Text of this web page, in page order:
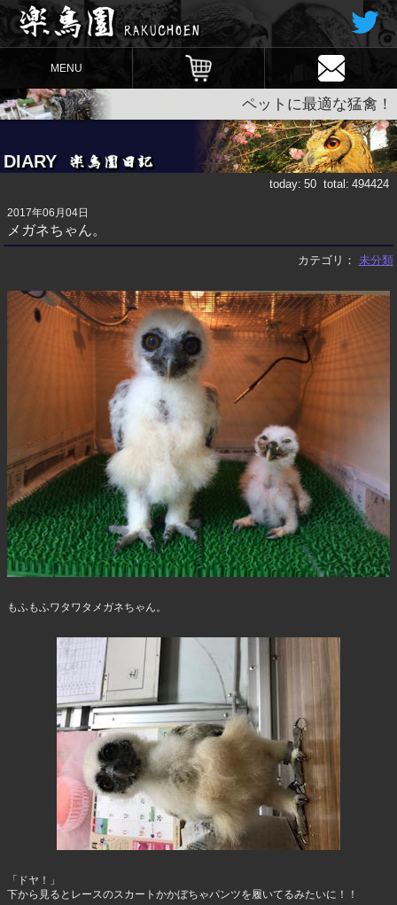
MENU
ペットに最適な猛禽！
DIARY
today: 50 total: 494424
2017年06月04日
メガネちゃん。
カテゴリ： 未分類
もふもふワタワタメガネちゃん。
「ドヤ！」
下から見るとレースのスカートかかぼちゃパンツを履いてるみたいに！！